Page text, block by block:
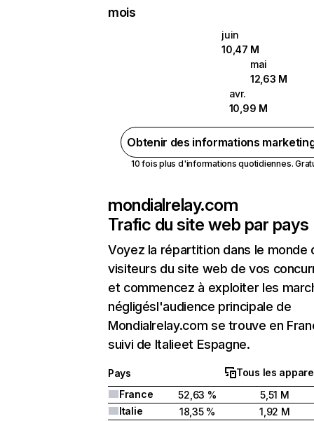
mois
juin
10,47 M
mai
12,63 M
avr.
10,99 M
Obtenir des informations
10 fois plus d'informations quotidiennes.
mondialrelay.com
Trafic du site web par pays
Voyez la répartition dans le monde
visiteurs du site web de vos
et commencez à exploiter les
négligésl'audience principale de
Mondialrelay.com se trouve en
suivi de Italieet Espagne.
Pays
Tous les
France
52,63 %
5,51 M
Italie
18,35 %
1,92 M